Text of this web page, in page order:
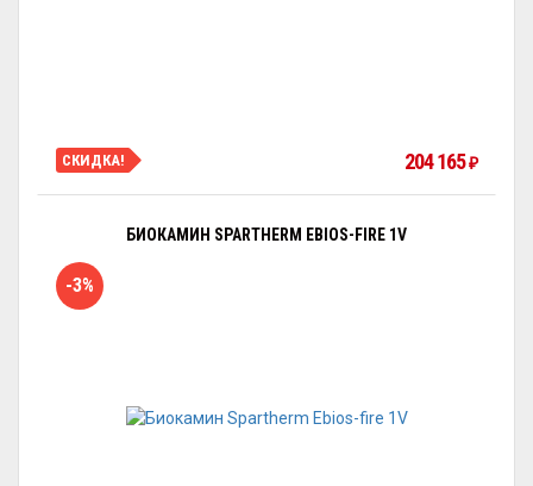
СКИДКА! 204 165₽
БИОКАМИН SPARTHERM EBIOS-FIRE 1V
-3%